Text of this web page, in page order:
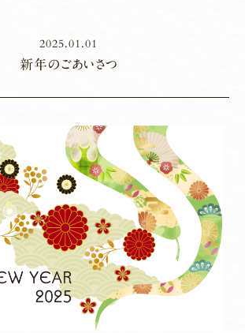
2025.01.01
新年のごあいさつ